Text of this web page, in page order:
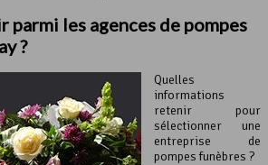
parmi les agences de pompes
?
Quelles
informations
retenir pour
sélectionner une
entreprise de
pompes funèbres ?